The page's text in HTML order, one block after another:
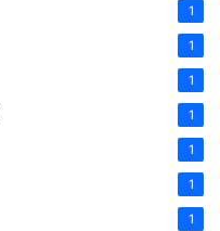
1
1
1
1
1
1
1